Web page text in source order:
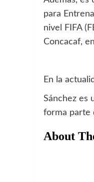
para
nivel FIFA
Concacaf,
En la
Sánchez es
forma parte
About